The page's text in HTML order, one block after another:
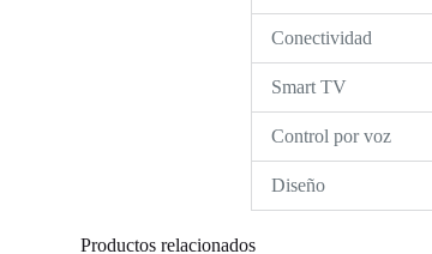
Conectividad
Smart TV
Control por voz
Diseño
Productos relacionados